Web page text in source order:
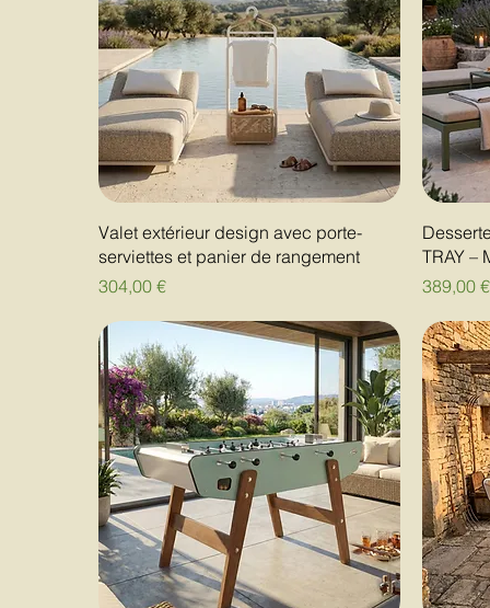
Valet extérieur design avec porte-
serviettes et panier de rangement
Prix
304,00 €
TRAY –
Prix
389,00 €